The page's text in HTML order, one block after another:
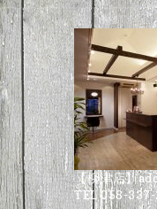
【柳津店】
TEL 058-